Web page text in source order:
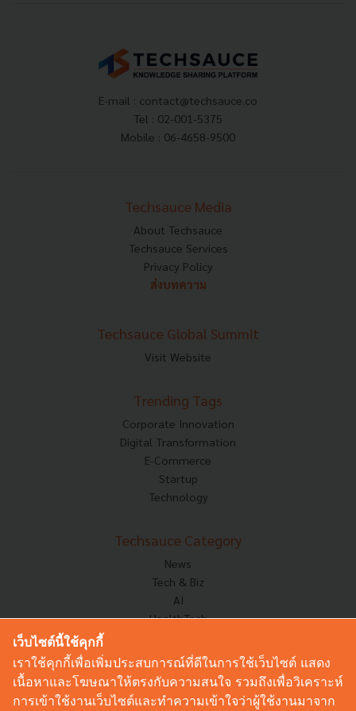
E-mail : contact@techsauce.co
Tel : 02-001-5375
Mobile : 06-4658-9500
Techsauce Media
About Techsauce
Techsauce Services
Privacy Policy
ส่งบทความ
Techsauce Global Summit
Visit Website
Trending Tags
Corporate Innovation
Digital Transformation
E-Commerce
Startup
Technology
Techsauce Category
News
Tech & Biz
AI
HealthTech
Corp Innov
Saucy Thoughts
Based On
เว็บไซต์นี้ใช้คุกกี้
เราใช้คุกกี้เพื่อเพิ่มประสบการณ์ที่ดีในการใช้เว็บไซต์ แสดง
เนื้อหาและโฆษณาให้ตรงกับความสนใจ รวมถึงเพื่อวิเคราะห์
การเข้าใช้งานเว็บไซต์และทำความเข้าใจว่าผู้ใช้งานมาจาก